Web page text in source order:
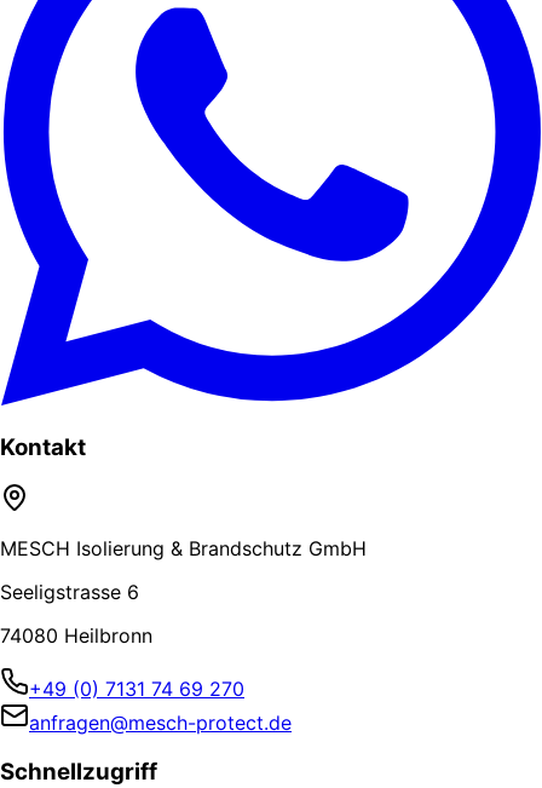
Kontakt
MESCH Isolierung & Brandschutz GmbH
Seeligstrasse 6
74080 Heilbronn
+49 (0) 7131 74 69 270
anfragen@mesch-protect.de
Schnellzugriff